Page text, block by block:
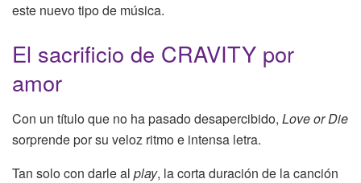
este nuevo tipo de música.
El sacrificio de CRAVITY por
amor
Con un título que no ha pasado desapercibido, Love or Die
sorprende por su veloz ritmo e intensa letra.
Tan solo con darle al play, la corta duración de la canción